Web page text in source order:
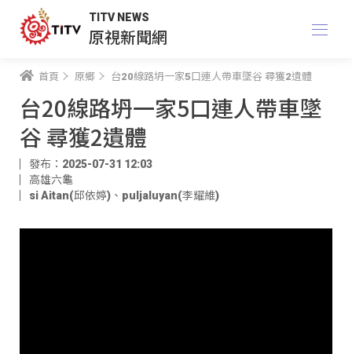
TITV NEWS
原視新聞網
首頁 原鄉 台20線路坍一家5口連人帶車墜谷 尋獲2遺體
台20線路坍一家5口連人帶車墜
谷 尋獲2遺體
發布：2025-07-31 12:03
高雄六龜
si Aitan(邱依婷) 、 puljaluyan(李耀維)